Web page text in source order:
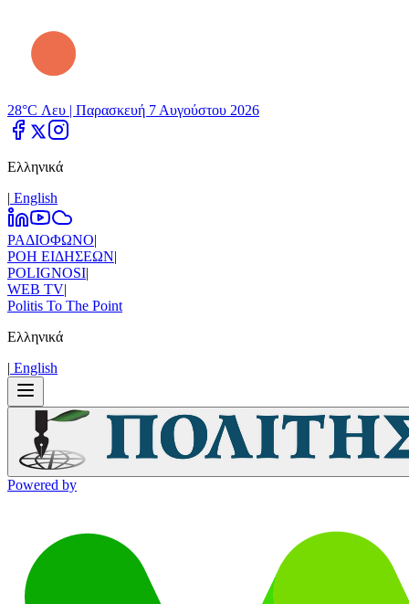
28°C Λευ | Παρασκευή 7 Αυγούστου 2026
Ελληνικά
| Εnglish
ΡΑΔΙΟΦΩΝΟ|
ΡΟΗ ΕΙΔΗΣΕΩΝ|
POLIGNOSI|
WEB TV|
Politis To The Point
Ελληνικά
| Εnglish
Powered by